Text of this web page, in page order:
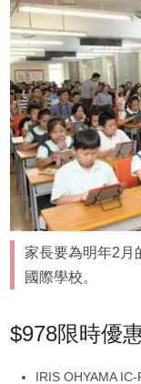
家長要為明年2月
國際學校。
$978限時優
IRIS OHYAMA